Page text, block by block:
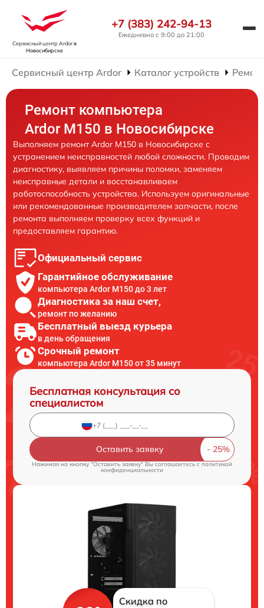
Сервисный центр Ardorв
Новосибирске
+7 (383) 242-94-13
Ежедневно с 9:00 до 21:00
Сервисный центр Ardor Каталог устройств
Ремонт компьютера
Ardor M150 в Новосибирске
Выполняем ремонт Ardor M150 в Новосибирске с
устранением неисправностей любой сложности. Проводим
диагностику, выявляем причины поломки, заменяем
неисправные детали и восстанавливаем
работоспособность устройства. Используем оригинальные
или рекомендованные производителем запчасти, после
ремонта выполняем проверку всех функций и
предоставляем гарантию.
Официальный сервис
Гарантийное обслуживание
компьютера Ardor M150 до 3 лет
Диагностика за наш счет,
ремонт по желанию
Бесплатный выезд курьера
в день обращения
Срочный ремонт
компьютера Ardor M150 от 35 минут
Бесплатная консультация со
специалистом
Оставить заявку
Нажимая на кнопку "Оставить заявку" Вы соглашаетесь cполитикой
конфиденциальности
Скидка по